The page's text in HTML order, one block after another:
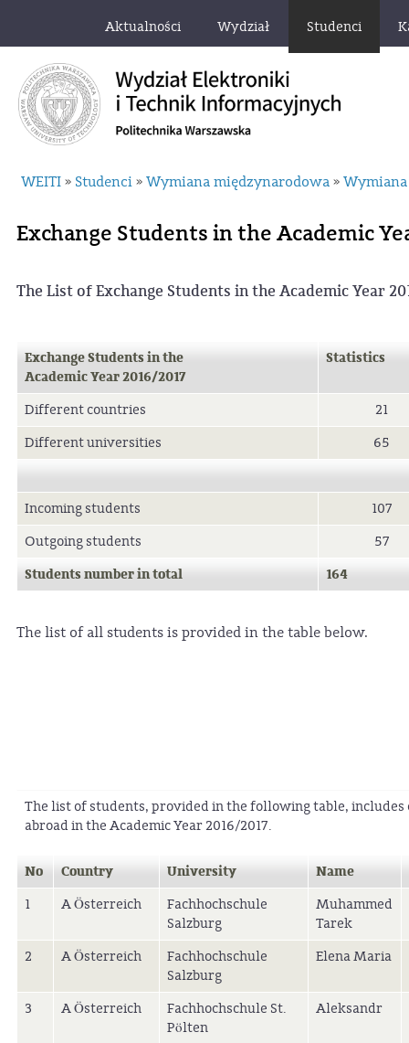
Aktualności Wydział Studenci
WEITI » Studenci » Wymiana międzynarodowa »
Exchange Students in the Academic
The List of Exchange Students in the Academic Year
Exchange Students in the
Academic Year 2016/2017
Statistics
Different countries
21
Different universities
65
Incoming students
107
Outgoing students
57
Students number in total 164
The list of all students is provided in the table below.
The list of students, provided in the following table, includes
abroad in the Academic Year 2016/2017.
No Country University Name
1 A Österreich
Fachhochschule
Salzburg
Muhammed
Tarek
2 A Österreich
Fachhochschule
Salzburg
Elena Maria
3 A Österreich
Fachhochschule St.
Pölten
Aleksandr